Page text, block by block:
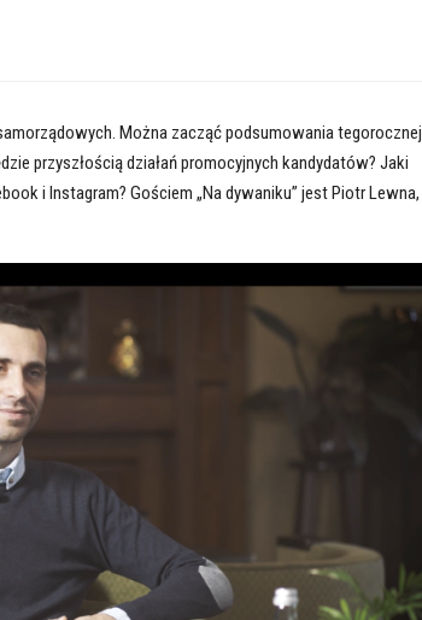
Można zacząć podsumowania tegorocznej
przyszłością działań promocyjnych kandydatów? Jaki
i Instagram? Gościem „Na dywaniku” jest Piotr Lewna,